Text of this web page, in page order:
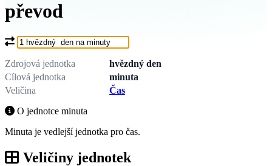
převod
Co chcete převést?
Zdrojová jednotka
hvězdný den
Cílová jednotka
minuta
Veličina
Čas
O jednotce minuta
Minuta je vedlejší jednotka pro čas.
Veličiny jednotek